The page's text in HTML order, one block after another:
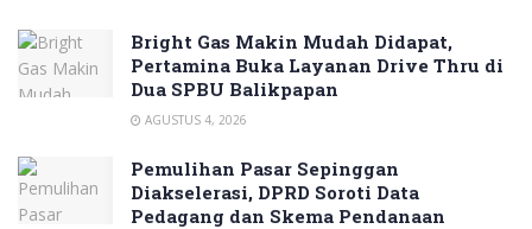
Bright Gas Makin Mudah Didapat,
Pertamina Buka Layanan Drive Thru di
Dua SPBU Balikpapan
AGUSTUS 4, 2026
Pemulihan Pasar Sepinggan
Diakselerasi, DPRD Soroti Data
Pedagang dan Skema Pendanaan